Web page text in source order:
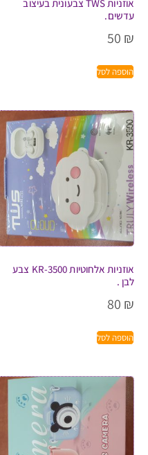
אוזניות TWS צבעונית בעיצוב
עדשים.
50 ₪
הוספה לסל
אוזניות אלחוטיות KR-3500 צבע
לבן .
80 ₪
הוספה לסל